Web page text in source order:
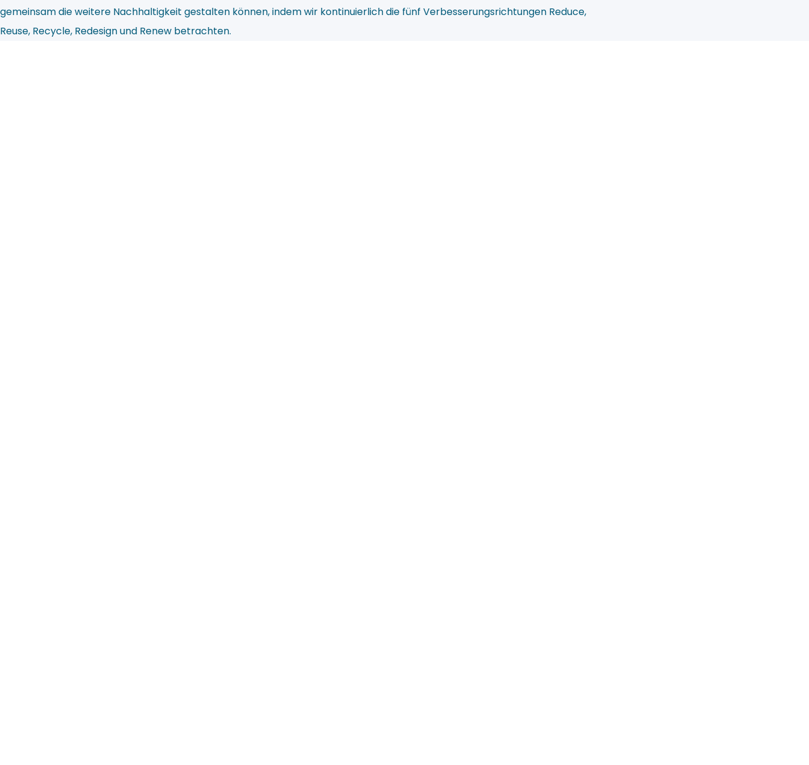
gemeinsam die weitere Nachhaltigkeit gestalten können, indem wir kontinuierlich die fünf Verbesserungsrichtungen Reduce,
Reuse, Recycle, Redesign und Renew betrachten.